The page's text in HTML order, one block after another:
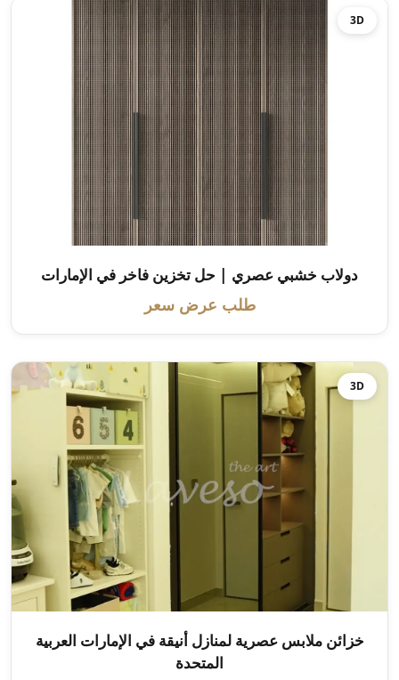
دولاب خشبي عصري | حل تخزين فاخر في الإمارات
طلب عرض سعر
خزائن ملابس عصرية لمنازل أنيقة في الإمارات العربية
المتحدة